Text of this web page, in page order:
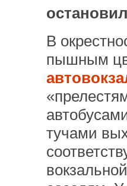
В
пышным
тучами